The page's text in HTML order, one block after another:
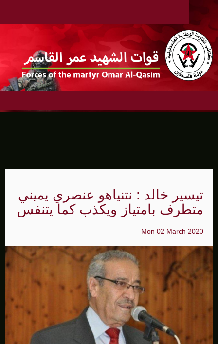
تيسير خالد : نتنياهو عنصري يميني
متطرف بامتياز ويكذب كما يتنفس
Mon 02 March 2020